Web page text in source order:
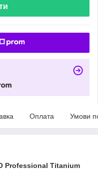
Оплата Умови
Professional Titanium